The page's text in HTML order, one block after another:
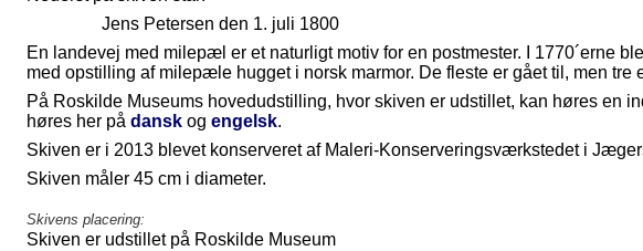
Jens Petersen den 1. juli 1800
En landevej med milepæl er et naturligt motiv for en postmester. I 1770´erne
med opstilling af milepæle hugget i norsk marmor. De fleste er gået til, men
På Roskilde Museums hovedudstilling, hvor skiven er udstillet, kan høres en
høres her på dansk og engelsk.
Skiven er i 2013 blevet konserveret af Maleri-Konserveringsværkstedet i
Skiven måler 45 cm i diameter.
Skivens placering:
Skiven er udstillet på Roskilde Museum